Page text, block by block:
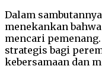
Dalam
menekankan
mencari
strategis bagi
kebersamaan dan